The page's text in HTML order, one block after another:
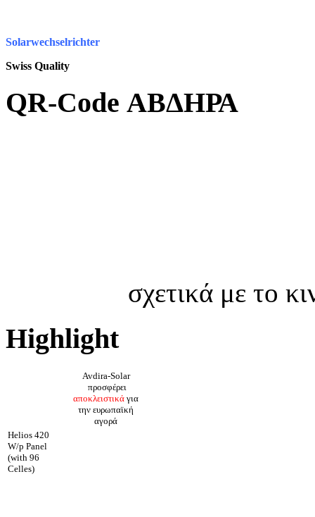
Solarwechselrichter
Swiss Quality
QR-Code ΑΒΔΗΡΑ
σχετικά με το
Highlight
Avdira-Solar
προσφέρει
αποκλειστικά για
την ευρωπαϊκή
αγορά
Helios 420
W/p Panel
(with 96
Celles)